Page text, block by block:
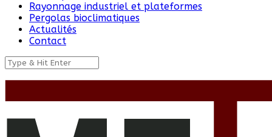
Rayonnage industriel et plateformes
Pergolas bioclimatiques
Actualités
Contact